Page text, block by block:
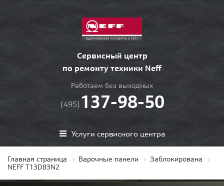
Сервисный центр
по ремонту техники Neff
Работаем без выходных
(495) 137-98-50
Услуги сервисного центра
Главная страница Варочные панели
Заблокирована
NEFF T13D83N2